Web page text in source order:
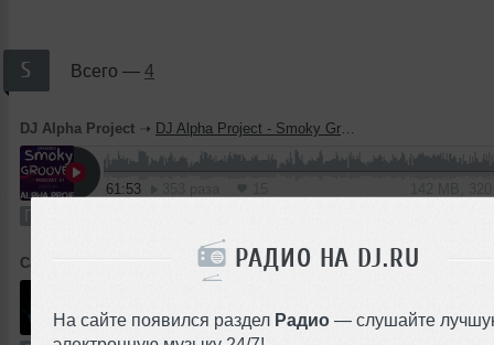
РАДИО НА DJ.RU
На сайте появился раздел Радио — слушайте
S Всего — 4
DJ Alpha Project ➝ DJ Alpha Project - Smoky Grooves #01
61:53
Подкаст
Cascade
42:02 267 раз 30 58 MB,